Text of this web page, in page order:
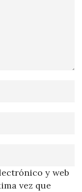
y web
vez que